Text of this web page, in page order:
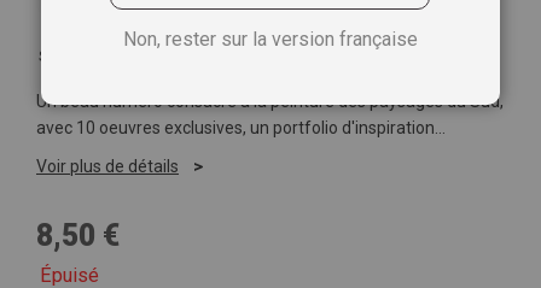
Soyez le premier à commenter ce produit
Un beau numéro consacré à la peinture des paysages du Sud,
avec 10 oeuvres exclusives, un portfolio d'inspiration…
Voir plus de détails
8,50 €
Épuisé
Non, rester sur la version française